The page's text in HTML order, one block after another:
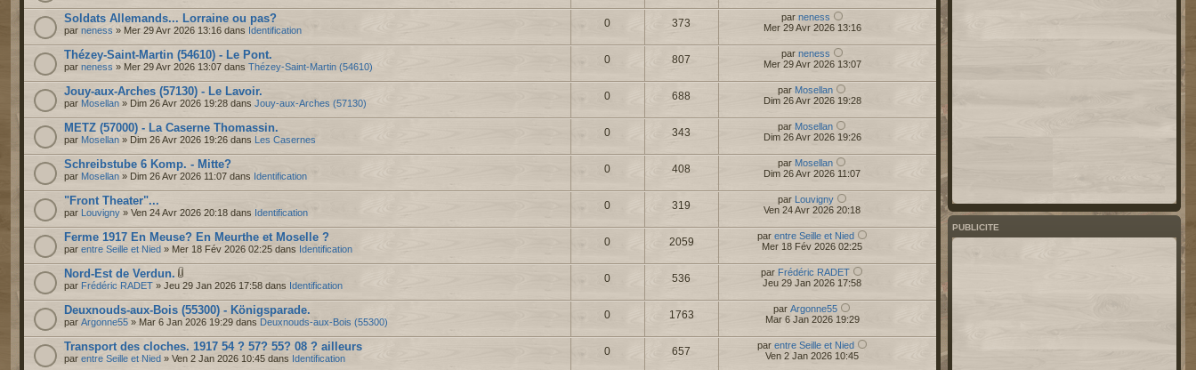
Soldats Allemands... Lorraine ou pas?
par neness » Mer 29 Avr 2026 13:16 dans Identification
0 373 par neness
Mer 29 Avr 2026 13:16
Thézey-Saint-Martin (54610) - Le Pont.
par neness » Mer 29 Avr 2026 13:07 dans Thézey-Saint-Martin (54610)
0 807 par neness
Mer 29 Avr 2026 13:07
Jouy-aux-Arches (57130) - Le Lavoir.
par Mosellan » Dim 26 Avr 2026 19:28 dans Jouy-aux-Arches (57130)
0 688 par Mosellan
Dim 26 Avr 2026 19:28
METZ (57000) - La Caserne Thomassin.
par Mosellan » Dim 26 Avr 2026 19:26 dans Les Casernes
0 343 par Mosellan
Dim 26 Avr 2026 19:26
Schreibstube 6 Komp. - Mitte?
par Mosellan » Dim 26 Avr 2026 11:07 dans Identification
0 408 par Mosellan
Dim 26 Avr 2026 11:07
"Front Theater"...
par Louvigny » Ven 24 Avr 2026 20:18 dans Identification
0 319 par Louvigny
Ven 24 Avr 2026 20:18
Ferme 1917 En Meuse? En Meurthe et Moselle ?
par entre Seille et Nied » Mer 18 Fév 2026 02:25 dans Identification
0 2059 par entre Seille et Nied
Mer 18 Fév 2026 02:25
Nord-Est de Verdun.
par Frédéric RADET » Jeu 29 Jan 2026 17:58 dans Identification
0 536 par Frédéric RADET
Jeu 29 Jan 2026 17:58
Deuxnouds-aux-Bois (55300) - Königsparade.
par Argonne55 » Mar 6 Jan 2026 19:29 dans Deuxnouds-aux-Bois (55300)
0 1763 parArgonne55
Mar 6 Jan 2026 19:29
Transport des cloches. 1917 54 ? 57? 55? 08 ? ailleurs
par entre Seille et Nied » Ven 2 Jan 2026 10:45 dans Identification
0 657 par entre Seille et Nied
Ven 2 Jan 2026 10:45
PUBLICITE